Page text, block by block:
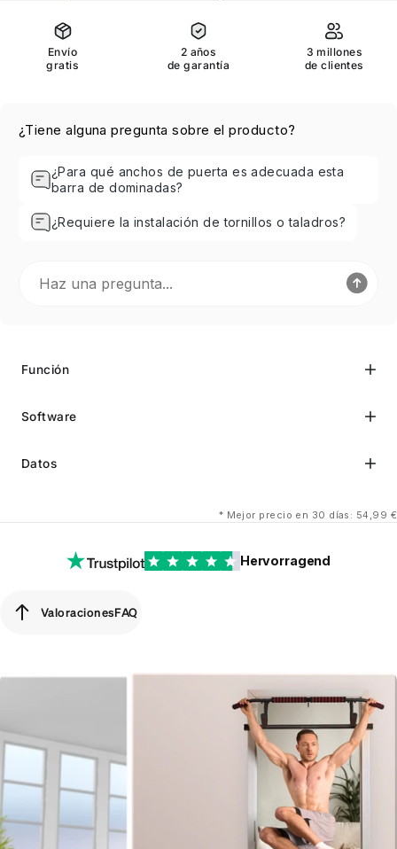
Envío
gratis
2 años
de garantía
3 millones
de clientes
¿Tiene alguna pregunta sobre el producto?
¿Para qué anchos de puerta es adecuada esta
barra de dominadas?
¿Requiere la instalación de tornillos o taladros?
Función
Software
Datos
* Mejor precio en 30 días: 54,99 €
Hervorragend
ValoracionesFAQ